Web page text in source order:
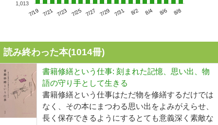
7/19 7/21 7/23 7/25 7/27 7/29 7/31 8/2 8/4 8/6 8/8
1,013
読み終わった本(1014冊)
書籍修繕という仕事: 刻まれた記憶、思い出、物
語の守り手として生きる
書籍修繕という仕事はただ物を修繕するだけでは
なく、その本にまつわる思い出をよみがえらせ、
長く保存できるようにするとても意義深く素敵な